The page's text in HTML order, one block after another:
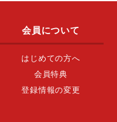
会員について
はじめての方へ
会員特典
登録情報の変更